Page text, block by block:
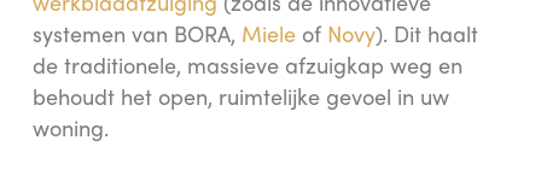
systemen van BORA, Mieleof Novy). Dit haalt
de traditionele, massieve afzuigkap weg en
behoudt het open, ruimtelijke gevoel in uw
woning.